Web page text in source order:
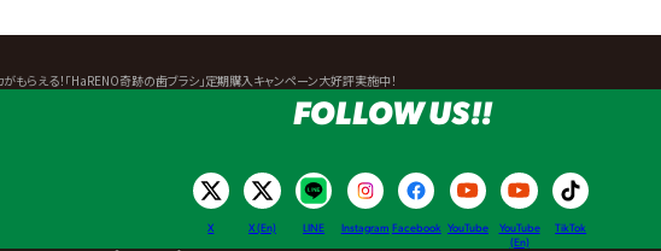
らえる！「HaRENO奇跡の歯ブラシ」定期購入キャンペーン大好評実施中！
FOLLOW US!!
X X (En) LINE Instagram Facebook YouTube
YouTube
(En)
TikTok